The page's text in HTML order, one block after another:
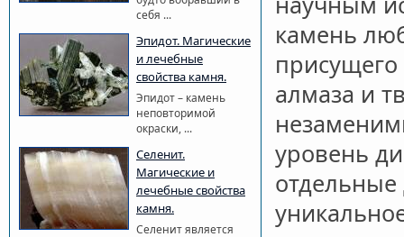
камень
алмаза и
уровень
себя ...
Эпидот. Магические
и лечебные
свойства камня.
Эпидот – камень
неповторимой
окраски, ...
Селенит.
Магические и
лечебные свойства
камня.
Селенит является